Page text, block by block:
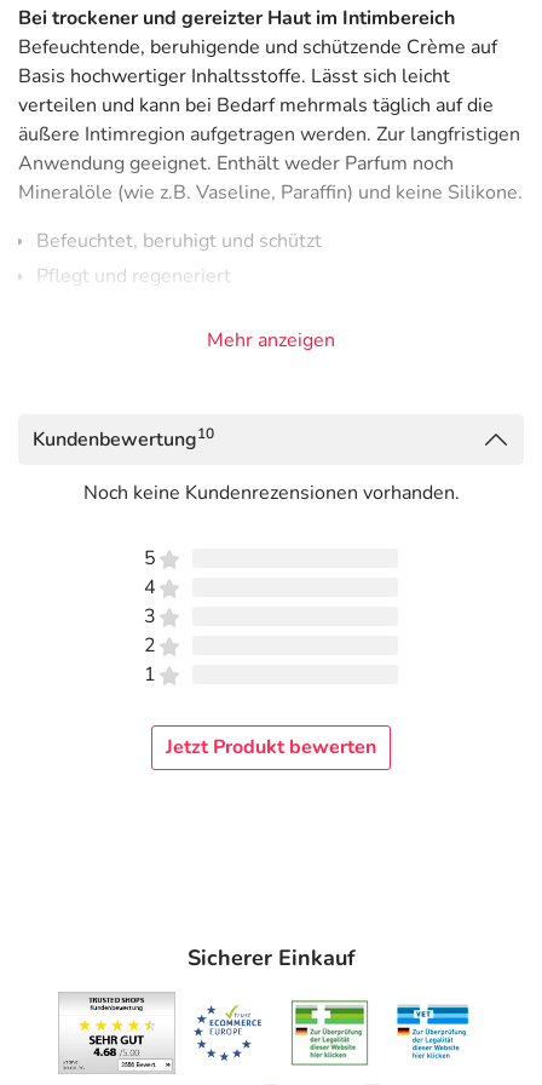
Bei trockener und gereizter Haut im Intimbereich
Befeuchtende, beruhigende und schützende Crème auf
Basis hochwertiger Inhaltsstoffe. Lässt sich leicht
verteilen und kann bei Bedarf mehrmals täglich auf die
äußere Intimregion aufgetragen werden. Zur langfristigen
Anwendung geeignet. Enthält weder Parfum noch
Mineralöle (wie z.B. Vaseline, Paraffin) und keine Silikone.
Befeuchtet, beruhigt und schützt
Pflegt und regeneriert
Zur langfristigen Anwendung geeignet
Mit Moringaöl, Sheabutter und Jojobaöl
Vegan
Die gewünschte Menge der Crème auf die betroffenen
Stellen im äußeren Intimbereich auftragen und verteilen.
Kann mehrmals täglich aufgetragen werden und ist zur
langfristigen Anwendung geeignet. Nicht verträglich mit
Verhütungsmitteln aus Latex.
Aqua, Caprylic/Capric Triglyceride, Cetearyl Alcohol,
Diethylhexyl Maleate, Cetearyl Olivate, Butyrospermum
Parkii Butter, Cocos Nucifera Oil, Propanediol, Glyceryl
Stearate, Sorbitan Olivate, Hydrogenated Coco-
Mehr anzeigen
Kundenbewertung10
Noch keine Kundenrezensionen vorhanden.
5
4
3
2
1
Jetzt Produkt bewerten
Sicherer Einkauf